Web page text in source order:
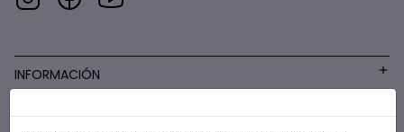
INFORMACIÓN